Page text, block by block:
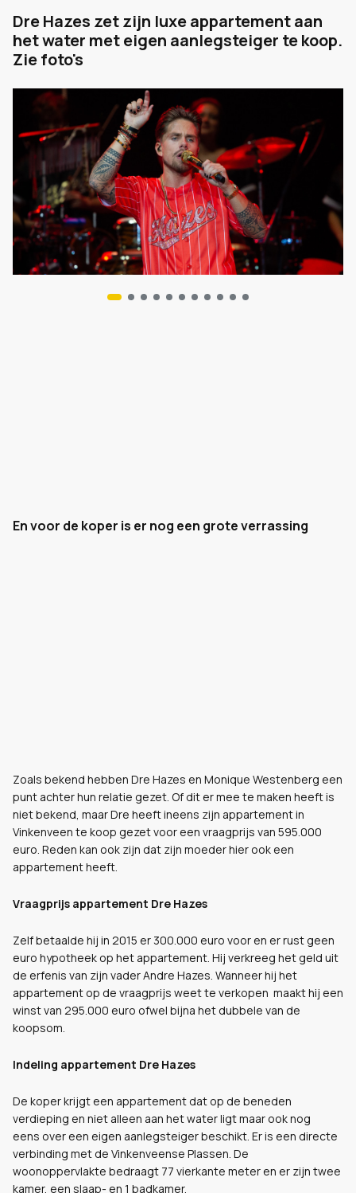
Dre Hazes zet zijn luxe appartement aan
het water met eigen aanlegsteiger te koop.
Zie foto's
En voor de koper is er nog een grote verrassing
Zoals bekend hebben Dre Hazes en Monique Westenberg een
punt achter hun relatie gezet. Of dit er mee te maken heeft is
niet bekend, maar Dre heeft ineens zijn appartement in
Vinkenveen te koop gezet voor een vraagprijs van 595.000
euro. Reden kan ook zijn dat zijn moeder hier ook een
appartement heeft.
Vraagprijs appartement Dre Hazes
Zelf betaalde hij in 2015 er 300.000 euro voor en er rust geen
euro hypotheek op het appartement. Hij verkreeg het geld uit
de erfenis van zijn vader Andre Hazes. Wanneer hij het
appartement op de vraagprijs weet te verkopen maakt hij een
winst van 295.000 euro ofwel bijna het dubbele van de
koopsom.
Indeling appartement Dre Hazes
De koper krijgt een appartement dat op de beneden
verdieping en niet alleen aan het water ligt maar ook nog
eens over een eigen aanlegsteiger beschikt. Er is een directe
verbinding met de Vinkenveense Plassen. De
woonoppervlakte bedraagt 77 vierkante meter en er zijn twee
kamer, een slaap- en 1 badkamer.